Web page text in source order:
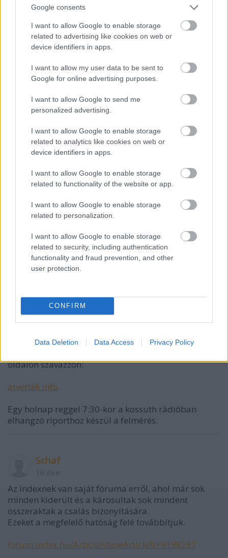
Google consents
I want to allow Google to enable storage
related to advertising like cookies on web or
device identifiers in apps.
I want to allow my user data to be sent to
Google for online advertising purposes.
I want to allow Google to send me
personalized advertising.
I want to allow Google to enable storage
related to analytics like cookies on web or
device identifiers in apps.
I want to allow Google to enable storage
related to functionality of the website or app.
I want to allow Google to enable storage
related to personalization.
I want to allow Google to enable storage
related to security, including authentication
functionality and fraud prevention, and other
user protection.
CONFIRM
Data Deletion Data Access Privacy Policy
blog.hu facebook
Szólj hozzá!
A hozzászóláshoz be kell lépned!
VAGY
Schaf
16 éve
oldalon szavazzon:
atvertek.info
Egy holnap reggel 7:30-kor a kossuth rádióban
elhangzó riporthoz készül a felmérés.
Schaf
Az indexnek van saját fóruma erről, ahol már sok
minden kiderült és a károsultak sok mindent
összeraktak a csalás bizonyítására.
Ezeket a megfelelő hatóság felé továbbítjuk.
forum.index.hu/Article/showArticle?t=9198287